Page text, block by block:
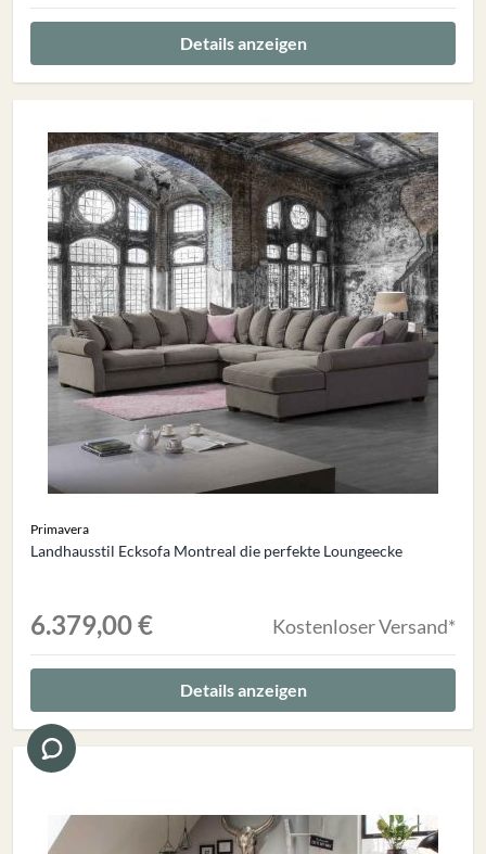
Details anzeigen
Primavera
Landhausstil Ecksofa Montreal die perfekte Loungeecke
6.379,00 € Kostenloser Versand*
Details anzeigen